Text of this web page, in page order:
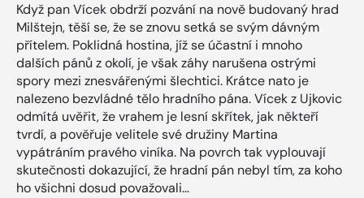
Když pan Vícek obdrží pozvání na nově budovaný hrad
Milštejn, těší se, že se znovu setká se svým dávným
přítelem. Poklidná hostina, jíž se účastní i mnoho
dalších pánů z okolí, je však záhy narušena ostrými
spory mezi znesvářenými šlechtici. Krátce nato je
nalezeno bezvládné tělo hradního pána. Vícek z Ujkovic
odmítá uvěřit, že vrahem je lesní skřítek, jak někteří
tvrdí, a pověřuje velitele své družiny Martina
vypátráním pravého viníka. Na povrch tak vyplouvají
skutečnosti dokazující, že hradní pán nebyl tím, za koho
ho všichni dosud považovali…